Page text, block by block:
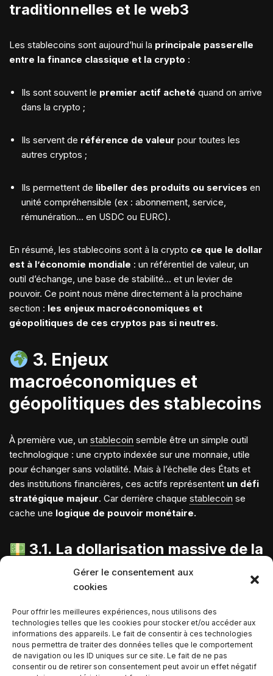
Gérer le consentement aux
cookies
Pour offrir les meilleures expériences, nous utilisons des
technologies telles que les cookies pour stocker et/ou accéder aux
informations des appareils. Le fait de consentir à ces technologies
nous permettra de traiter des données telles que le comportement
de navigation ou les ID uniques sur ce site. Le fait de ne pas
consentir ou de retirer son consentement peut avoir un effet négatif
traditionnelles et le web3
Les stablecoins sont aujourd’hui la principale passerelle
entre la finance classique et la crypto :
Ils sont souvent le premier actif acheté quand on arrive
dans la crypto ;
Ils servent de référence de valeur pour toutes les
autres cryptos ;
Ils permettent de libeller des produits ou services en
unité compréhensible (ex : abonnement, service,
rémunération… en USDC ou EURC).
En résumé, les stablecoins sont à la crypto ce que le dollar
est à l’économie mondiale : un référentiel de valeur, un
outil d’échange, une base de stabilité… et un levier de
pouvoir. Ce point nous mène directement à la prochaine
section : les enjeux macroéconomiques et
géopolitiques de ces cryptos pas si neutres.
3. Enjeux
macroéconomiques et
géopolitiques des stablecoins
À première vue, un stablecoin semble être un simple outil
technologique : une crypto indexée sur une monnaie, utile
pour échanger sans volatilité. Mais à l’échelle des États et
des institutions financières, ces actifs représentent un défi
stratégique majeur. Car derrière chaque stablecoin se
cache une logique de pouvoir monétaire.
3.1. La dollarisation massive de la
crypto-économie
dollar américain :
USDT (Tether),